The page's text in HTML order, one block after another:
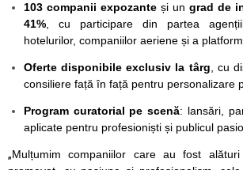
103 companii expozante și un grad de
41% , cu participare din partea
hotelurilor, companiilor aeriene și a
Oferte disponibile exclusiv la târg , cu
consiliere față în față pentru personalizare
Program curatorial pe scenă: lansări,
aplicate pentru profesioniști și publicul
„Mulțumim companiilor care au fost